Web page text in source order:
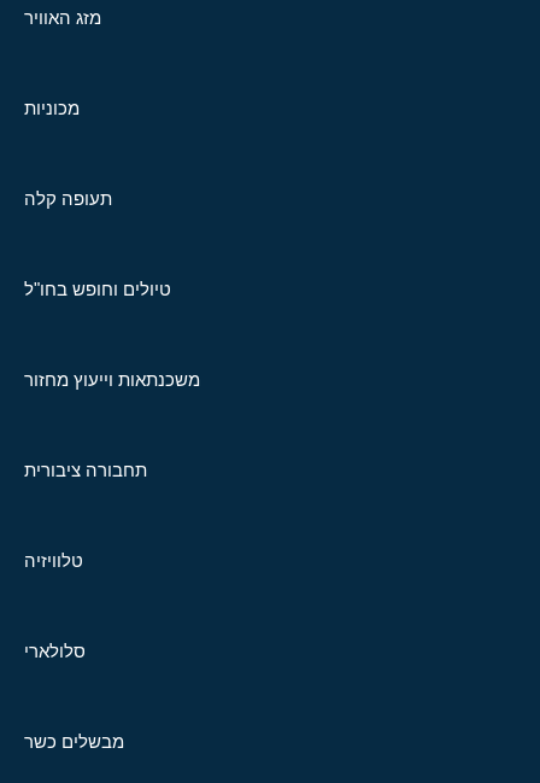
מזג האוויר
מכוניות
תעופה קלה
טיולים וחופש בחו"ל
משכנתאות וייעוץ מחזור
תחבורה ציבורית
טלוויזיה
סלולארי
מבשלים כשר